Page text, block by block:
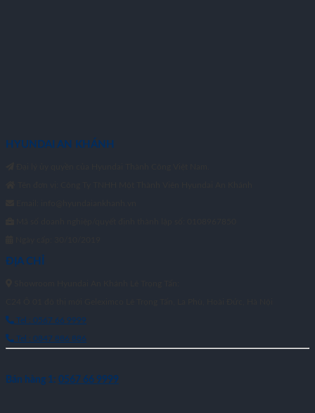
HYUNDAI AN KHÁNH
ĐỊA CHỈ
Tel : 0567 66 9999
Tel : 0847 886 886
Bán hàng 1: 0567 66 9999